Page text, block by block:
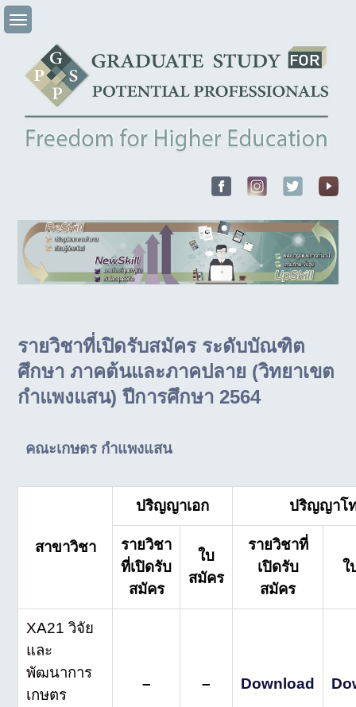
Skip
รายวิชาที่เปิดรับสมัคร ระดับบัณฑิต
ศึกษา ภาคต้นและภาคปลาย (วิทยาเขต
กำแพงแสน) ปีการศึกษา 2564
คณะเกษตร กำแพงแสน
สาขาวิชา
ปริญญาเอก ปริญญาโ
รายวิชา
ที่เปิดรับ
สมัคร
ใบ
สมัคร
รายวิชาที่
เปิดรับ
สมัคร
ใ
XA21 วิจัย
และ
พัฒนาการ
เกษตร
– – Download